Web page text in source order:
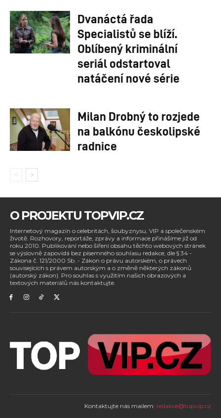
Dvanáctá řada
Specialistů se blíží.
Oblíbený kriminální
seriál odstartoval
natáčení nové série
Milan Drobný to rozjede
na balkónu českolipské
radnice
O PROJEKTU TOPVIP.CZ
Internetový magazín o celebritách, šoubyznysu, VIP a společenském
životě. Rozhovory, reportáže, zprávy a informace přinášíme již od
roku 2010. Publikování nebo šíření obsahu těchto webových stránek
se výslovně zapovídá bez písemného souhlasu redakce, dle § 34 -
Zákona č. 121/2000 Sb. - Zákon o právu autorském, o právech
souvisejících s právem autorským a o změně některých zákonů
(autorský zákon). Pro souhlas s využitím našich obrazových a
textových materiálů nás kontaktujte.
Kontaktujte nás mailem: redakce@topvip.cz